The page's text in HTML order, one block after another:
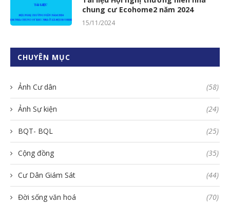
chung cư Ecohome2 năm 2024
15/11/2024
CHUYÊN MỤC
Ảnh Cư dân (58)
Ảnh Sự kiện (24)
BQT- BQL (25)
Cộng đồng (35)
Cư Dân Giám Sát (44)
Đời sống văn hoá (70)